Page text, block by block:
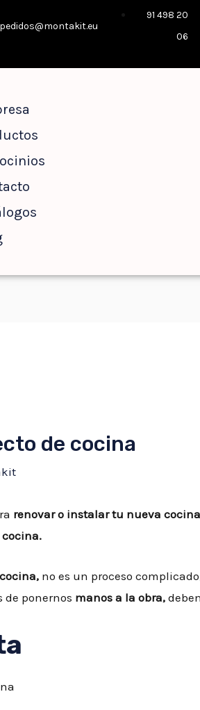
pedidos@montakit.eu​
91 498 20
06
de cocina
renovar o instalar tu nueva
cocina.
no es un proceso
ponernos manos a la obra,